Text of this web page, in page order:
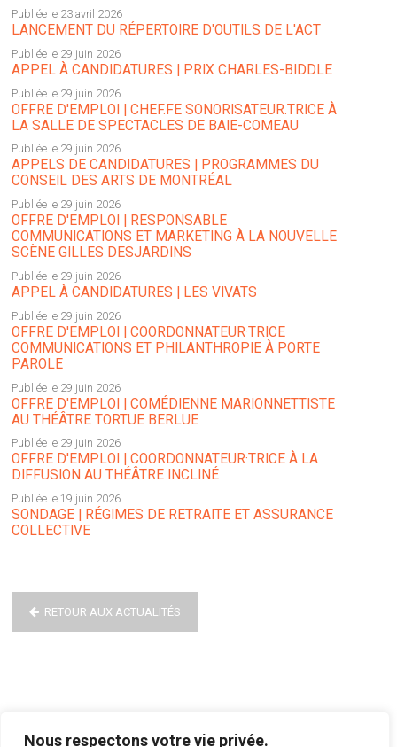
Nous respectons votre vie privée.
Publiée le 23 avril 2026
LANCEMENT DU RÉPERTOIRE D'OUTILS DE L'ACT
Publiée le 29 juin 2026
APPEL À CANDIDATURES | PRIX CHARLES-BIDDLE
Publiée le 29 juin 2026
OFFRE D'EMPLOI | CHEF.FE SONORISATEUR.TRICE À
LA SALLE DE SPECTACLES DE BAIE-COMEAU
Publiée le 29 juin 2026
APPELS DE CANDIDATURES | PROGRAMMES DU
CONSEIL DES ARTS DE MONTRÉAL
Publiée le 29 juin 2026
OFFRE D'EMPLOI | RESPONSABLE
COMMUNICATIONS ET MARKETING À LA NOUVELLE
SCÈNE GILLES DESJARDINS
Publiée le 29 juin 2026
APPEL À CANDIDATURES | LES VIVATS
Publiée le 29 juin 2026
OFFRE D'EMPLOI | COORDONNATEUR·TRICE
COMMUNICATIONS ET PHILANTHROPIE À PORTE
PAROLE
Publiée le 29 juin 2026
OFFRE D'EMPLOI | COMÉDIENNE MARIONNETTISTE
AU THÉÂTRE TORTUE BERLUE
Publiée le 29 juin 2026
OFFRE D'EMPLOI | COORDONNATEUR·TRICE À LA
DIFFUSION AU THÉÂTRE INCLINÉ
Publiée le 19 juin 2026
SONDAGE | RÉGIMES DE RETRAITE ET ASSURANCE
COLLECTIVE
RETOUR AUX ACTUALITÉS